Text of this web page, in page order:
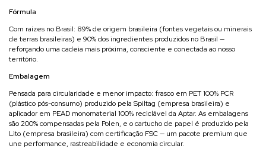
Fórmula
Com raízes no Brasil: 89% de origem brasileira (fontes vegetais ou minerais
de terras brasileiras) e 90% dos ingredientes produzidos no Brasil —
reforçando uma cadeia mais próxima, consciente e conectada ao nosso
território.
Embalagem
Pensada para circularidade e menor impacto: frasco em PET 100% PCR
(plástico pós-consumo) produzido pela Spiltag (empresa brasileira) e
aplicador em PEAD monomaterial 100% reciclável da Aptar. As embalagens
são 200% compensadas pela Polen, e o cartucho de papel é produzido pela
Lito (empresa brasileira) com certificação FSC — um pacote premium que
une performance, rastreabilidade e economia circular.